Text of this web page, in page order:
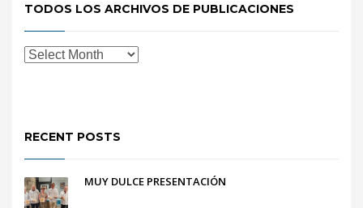
TODOS LOS ARCHIVOS DE PUBLICACIONES
RECENT POSTS
MUY DULCE PRESENTACIÓN